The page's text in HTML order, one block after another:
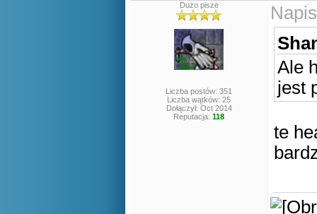
Dużo pisze
Liczba postów: 351
Liczba wątków: 25
Dołączył: Oct 2014
Reputacja: 118
Ale
jest
te